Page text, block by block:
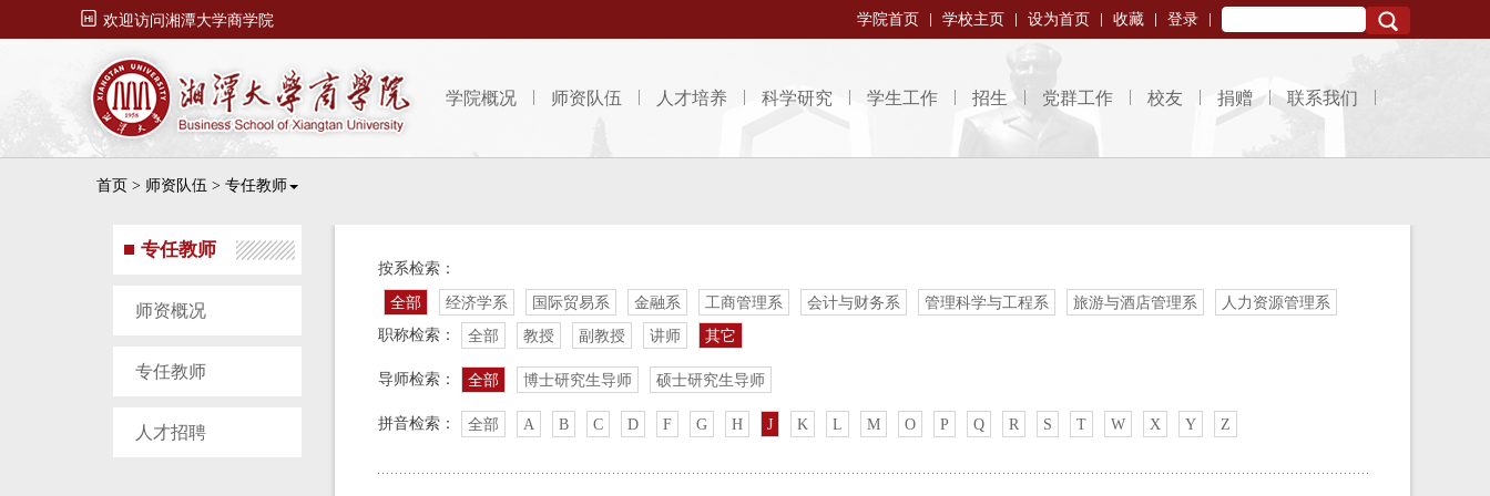
 欢迎访问湘潭大学商学院 学院首页 学校主页 设为首页 收藏 登录
学院概况 师资队伍 人才培养 科学研究 学生工作 招生 党群工作 校友 捐赠 联系我们
首页 > 师资队伍 > 专任教师
专任教师
师资概况
专任教师
人才招聘
按系检索：
全部 经济学系 国际贸易系 金融系 工商管理系 会计与财务系 管理科学与工程系 旅游与酒店管理系
人力资源管理系
职称检索：
全部 教授 副教授 讲师 其它
导师检索： 全部 博士研究生导师 硕士研究生导师
拼音检索： 全部 A B C D F G H J K L M O P Q R S T W X Y Z